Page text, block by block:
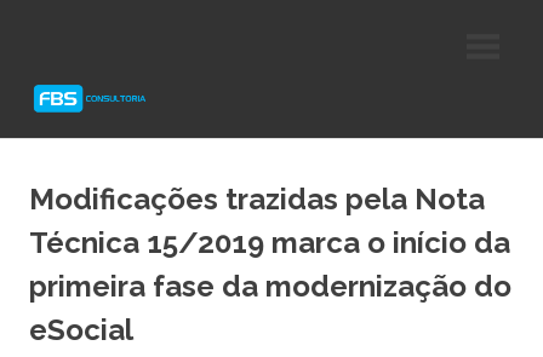
Protheus
Modificações trazidas pela Nota
Técnica 15/2019 marca o início da
primeira fase da modernização do
eSocial